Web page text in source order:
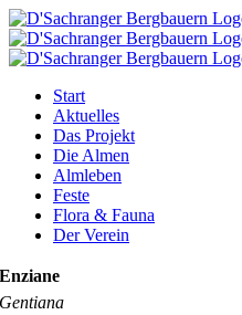
Zum
Inhalt
springen
Start
Aktuelles
Das Projekt
Die Almen
Almleben
Feste
Flora & Fauna
Der Verein
Enziane
Gentiana